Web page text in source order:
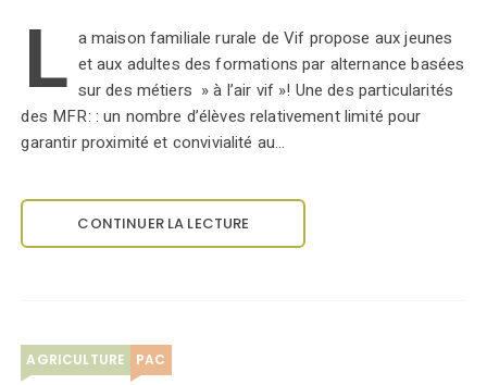
L a maison familiale rurale de Vif propose aux jeunes
et aux adultes des formations par alternance basées
sur des métiers » à l’air vif »! Une des particularités
des MFR: : un nombre d’élèves relativement limité pour
garantir proximité et convivialité au…
CONTINUER LA LECTURE
AGRICULTURE PAC